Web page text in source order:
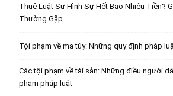
Thuê Luật Sư Hình Sự Hết Bao Nhiêu Tiền?
Thường Gặp
Tội phạm về ma túy: Những quy định pháp
Các tội phạm về tài sản: Những điều người
phạm pháp luật